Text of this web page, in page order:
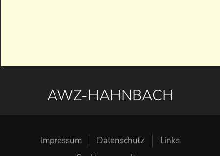
AWZ-HAHNBACH
Impressum Datenschutz
Links